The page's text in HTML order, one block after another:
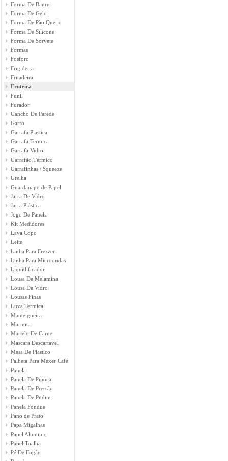
Forma De Bauru
Forma De Gelo
Forma De Pão Queijo
Forma De Silicone
Forma De Sorvete
Formas
Fosforo
Frigideira
Fritadeira
Fruteira
Funil
Furador
Gancho De Parede
Garfo
Garrafa Plastica
Garrafa Termica
Garrafa Vidro
Garrafão Térmico
Garrafinhas / Squeeze
Grelha
Guardanapo de Papel
Jarra De Vidro
Jarra Plástica
Jogo De Panela
Kit Medidores
Lava Copo
Leite
Linha Para Frezzer
Linha Para Microondas
Liquidificador
Lousa De Melamina
Lousa De Vidro
Lousas Finas
Luva Termica
Manteigueira
Marmita
Martelo De Carne
Mascara Descartavel
Mesa De Plastico
Palheta Para Mexer Café
Panela
Panela De Pipoca
Panela De Pressão
Panela De Pudim
Panela Fondue
Pano de Prato
Papa Migalhas
Papel Aluminio
Papel Toalha
Pé De Fogão